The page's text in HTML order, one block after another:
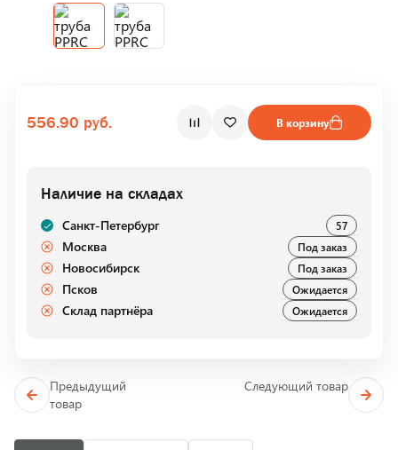
556.90 руб. В корзину
Наличие на складах
Санкт-Петербург 57
Москва Под заказ
Новосибирск Под заказ
Псков Ожидается
Склад партнёра Ожидается
Предыдущий
товар
Следующий товар